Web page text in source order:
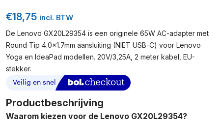
€18,75 incl. BTW
De Lenovo GX20L29354 is een originele 65W AC-adapter met
Round Tip 4.0×1.7mm aansluiting (NIET USB-C) voor Lenovo
Yoga en IdeaPad modellen. 20V/3,25A, 2 meter kabel, EU-
stekker.
Productbeschrijving
Waarom kiezen voor de Lenovo GX20L29354?